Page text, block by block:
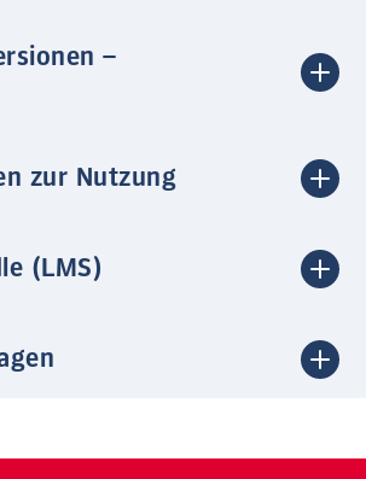
–
zur Nutzung
(LMS)